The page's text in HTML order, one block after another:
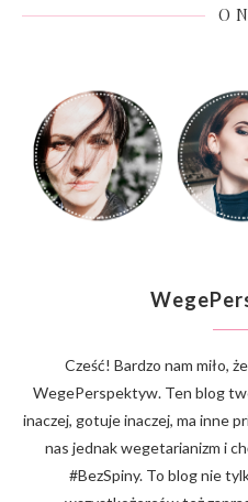
O
Cześć! Bardzo nam miło,
WegePerspektyw. Ten blog
inaczej, gotuje inaczej, ma inne
nas jednak wegetarianizm i
#BezSpiny. To blog nie